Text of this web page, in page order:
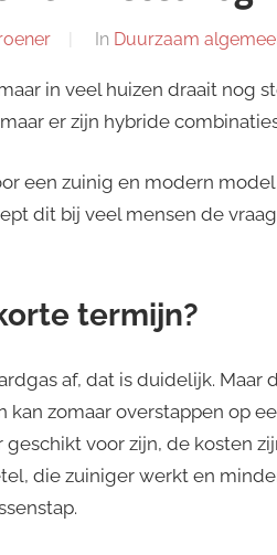
In Duurzaam
in veel huizen draait nog
er zijn hybride
een zuinig en modern
dit bij veel mensen de
termijn?
af, dat is duidelijk. Maar
kan zomaar overstappen op
voor zijn, de kosten
die zuiniger werkt en